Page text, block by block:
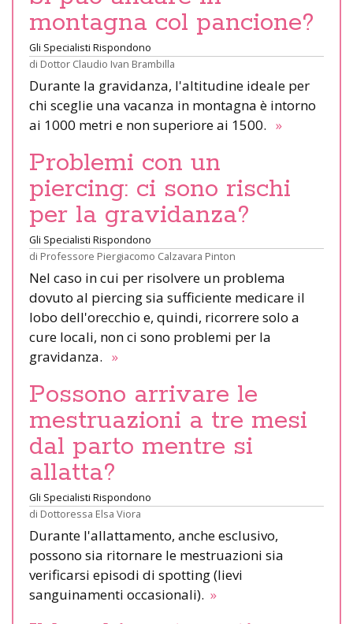
montagna col pancione?
Gli Specialisti Rispondono
di Dottor Claudio Ivan Brambilla
Durante la gravidanza, l'altitudine ideale per
chi sceglie una vacanza in montagna è intorno
ai 1000 metri e non superiore ai 1500. »
Problemi con un
piercing: ci sono rischi
per la gravidanza?
Gli Specialisti Rispondono
di Professore Piergiacomo Calzavara Pinton
Nel caso in cui per risolvere un problema
dovuto al piercing sia sufficiente medicare il
lobo dell'orecchio e, quindi, ricorrere solo a
cure locali, non ci sono problemi per la
gravidanza. »
Possono arrivare le
mestruazioni a tre mesi
dal parto mentre si
allatta?
Gli Specialisti Rispondono
di Dottoressa Elsa Viora
Durante l'allattamento, anche esclusivo,
possono sia ritornare le mestruazioni sia
verificarsi episodi di spotting (lievi
sanguinamenti occasionali). »